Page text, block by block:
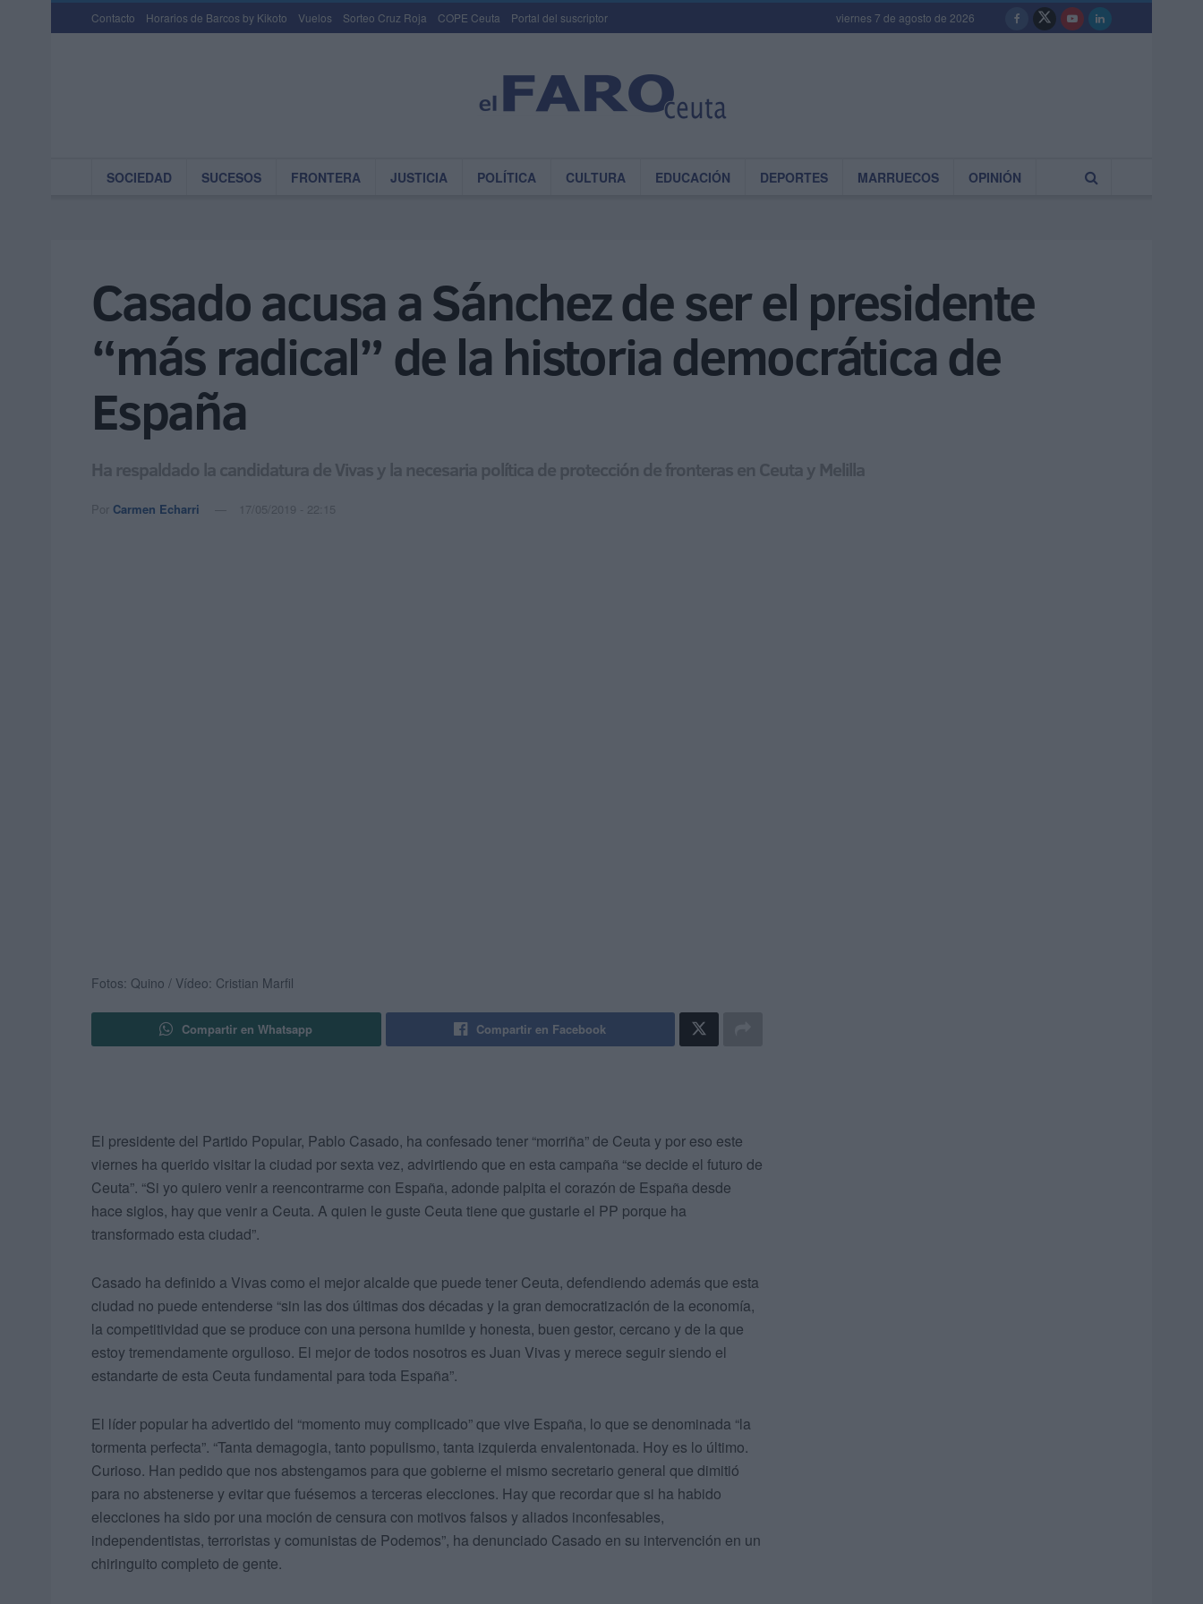
Contacto Horarios de Barcos by Kikoto Vuelos Sorteo Cruz Roja COPE Ceuta Portal del suscriptor viernes 7 de agosto de 2026
SOCIEDAD SUCESOS FRONTERA JUSTICIA POLÍTICA CULTURA EDUCACIÓN DEPORTES MARRUECOS OPINIÓN
Casado acusa a Sánchez de ser el presidente
“más radical” de la historia democrática de
España
Ha respaldado la candidatura de Vivas y la necesaria política de protección de fronteras en Ceuta y Melilla
Por Carmen Echarri 17/05/2019 - 22:15
Fotos: Quino / Vídeo: Cristian Marfil
Compartir en Whatsapp Compartir en Facebook
El presidente del Partido Popular, Pablo Casado, ha confesado tener “morriña” de Ceuta y por eso este
viernes ha querido visitar la ciudad por sexta vez, advirtiendo que en esta campaña “se decide el futuro de
Ceuta”. “Si yo quiero venir a reencontrarme con España, adonde palpita el corazón de España desde
hace siglos, hay que venir a Ceuta. A quien le guste Ceuta tiene que gustarle el PP porque ha
transformado esta ciudad”.
Casado ha definido a Vivas como el mejor alcalde que puede tener Ceuta, defendiendo además que esta
ciudad no puede entenderse “sin las dos últimas dos décadas y la gran democratización de la economía,
la competitividad que se produce con una persona humilde y honesta, buen gestor, cercano y de la que
estoy tremendamente orgulloso. El mejor de todos nosotros es Juan Vivas y merece seguir siendo el
estandarte de esta Ceuta fundamental para toda España”.
El líder popular ha advertido del “momento muy complicado” que vive España, lo que se denominada “la
tormenta perfecta”. “Tanta demagogia, tanto populismo, tanta izquierda envalentonada. Hoy es lo último.
Curioso. Han pedido que nos abstengamos para que gobierne el mismo secretario general que dimitió
para no abstenerse y evitar que fuésemos a terceras elecciones. Hay que recordar que si ha habido
elecciones ha sido por una moción de censura con motivos falsos y aliados inconfesables,
independentistas, terroristas y comunistas de Podemos”, ha denunciado Casado en su intervención en un
chiringuito completo de gente.